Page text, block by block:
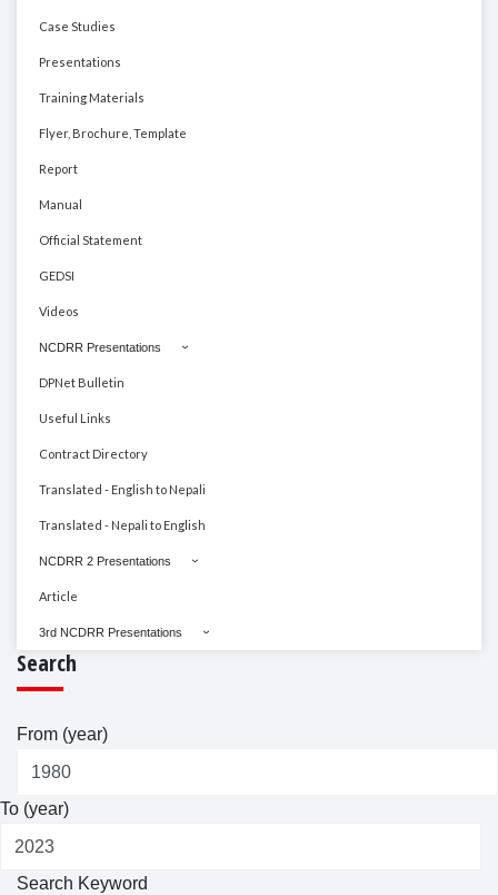
Case Studies
Presentations
Training Materials
Flyer, Brochure, Template
Report
Manual
Official Statement
GEDSI
Videos
NCDRR Presentations
DPNet Bulletin
Useful Links
Contract Directory
Translated - English to Nepali
Translated - Nepali to English
NCDRR 2 Presentations
Article
3rd NCDRR Presentations
Search
From (year)
To (year)
Search Keyword